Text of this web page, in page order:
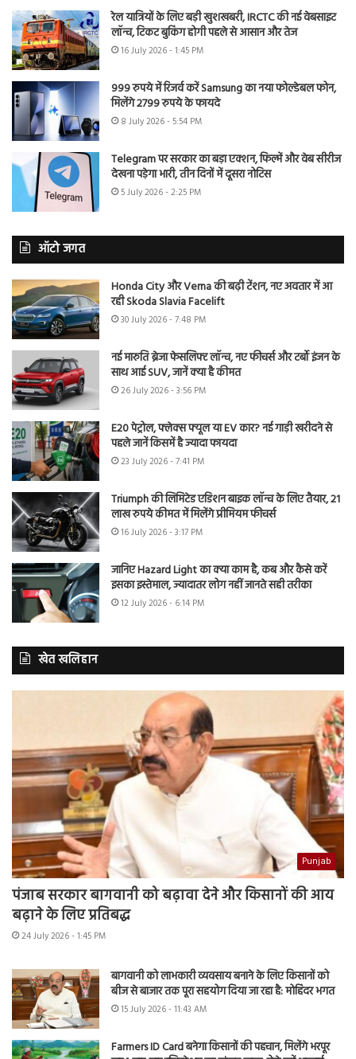
रेल यात्रियों के लिए बड़ी खुशखबरी, IRCTC की नई वेबसाइट
लॉन्च, टिकट बुकिंग होगी पहले से आसान और तेज
16 July 2026 - 1:45 PM
999 रुपये में रिजर्व करें Samsung का नया फोल्डेबल फोन,
मिलेंगे 2799 रुपये के फायदे
8 July 2026 - 5:54 PM
Telegram पर सरकार का बड़ा एक्शन, फिल्में और वेब सीरीज
देखना पड़ेगा भारी, तीन दिनों में दूसरा नोटिस
5 July 2026 - 2:25 PM
ऑटो जगत
Honda City और Verna की बढ़ी टेंशन, नए अवतार में आ
रही Skoda Slavia Facelift
30 July 2026 - 7:48 PM
नई मारुति ब्रेजा फेसलिफ्ट लॉन्च, नए फीचर्स और टर्बो इंजन के
साथ आई SUV, जानें क्या है कीमत
26 July 2026 - 3:56 PM
E20 पेट्रोल, फ्लेक्स फ्यूल या EV कार? नई गाड़ी खरीदने से
पहले जानें किसमें है ज्यादा फायदा
23 July 2026 - 7:41 PM
Triumph की लिमिटेड एडिशन बाइक लॉन्च के लिए तैयार, 21
लाख रुपये कीमत में मिलेंगे प्रीमियम फीचर्स
16 July 2026 - 3:17 PM
जानिए Hazard Light का क्या काम है, कब और कैसे करें
इसका इस्तेमाल, ज्यादातर लोग नहीं जानते सही तरीका
12 July 2026 - 6:14 PM
खेत खलिहान
Punjab
पंजाब सरकार बागवानी को बढ़ावा देने और किसानों की आय
बढ़ाने के लिए प्रतिबद्ध
24 July 2026 - 1:45 PM
बागवानी को लाभकारी व्यवसाय बनाने के लिए किसानों को
बीज से बाजार तक पूरा सहयोग दिया जा रहा है: मोहिंदर भगत
15 July 2026 - 11:43 AM
Farmers ID Card बनेगा किसानों की पहचान, मिलेंगे भरपूर